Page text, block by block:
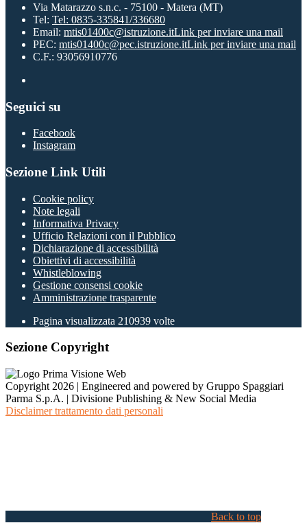
Via Matarazzo s.n.c. - 75100 - Matera (MT)
Tel: Tel: 0835-335841/336680
Email: mtis01400c@istruzione.itLink per inviare una mail
PEC: mtis01400c@pec.istruzione.itLink per inviare una mail
C.F.: 93056910776
Seguici su
Facebook
Instagram
Sezione Link Utili
Cookie policy
Note legali
Informativa Privacy
Ufficio Relazioni con il Pubblico
Dichiarazione di accessibilità
Obiettivi di accessibilità
Whistleblowing
Gestione consensi cookie
Amministrazione trasparente
Pagina visualizzata 210939 volte
Sezione Copyright
Copyright 2026 | Engineered and powered by Gruppo Spaggiari
Parma S.p.A. | Divisione Publishing & New Social Media
Disclaimer trattamento dati personali
Back to top